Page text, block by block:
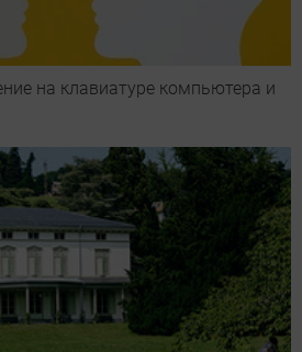
на клавиатуре компьютера и